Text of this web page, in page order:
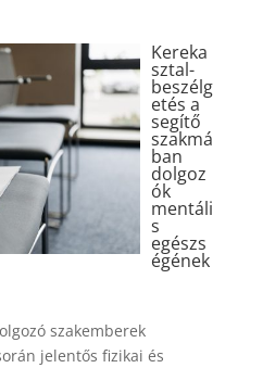
Kereka
sztal-
beszélg
etés a
segítő
szakmá
ban
dolgoz
ók
mentáli
s
egészs
égének
szakemberek
jelentős fizikai és